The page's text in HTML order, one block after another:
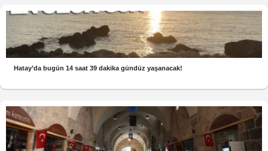
Hatay’da bugün 14 saat 39 dakika gündüz yaşanacak!